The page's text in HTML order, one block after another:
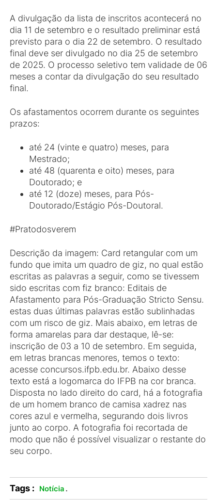
A divulgação da lista de inscritos acontecerá no
dia 11 de setembro e o resultado preliminar está
previsto para o dia 22 de setembro. O resultado
final deve ser divulgado no dia 25 de setembro
de 2025. O processo seletivo tem validade de 06
meses a contar da divulgação do seu resultado
final.
Os afastamentos ocorrem durante os seguintes
prazos:
até 24 (vinte e quatro) meses, para
Mestrado;
até 48 (quarenta e oito) meses, para
Doutorado; e
até 12 (doze) meses, para Pós-
Doutorado/Estágio Pós-Doutoral.
#Pratodosverem
Descrição da imagem: Card retangular com um
fundo que imita um quadro de giz, no qual estão
escritas as palavras a seguir, como se tivessem
sido escritas com fiz branco: Editais de
Afastamento para Pós-Graduação Stricto Sensu.
estas duas últimas palavras estão sublinhadas
com um risco de giz. Mais abaixo, em letras de
forma amarelas para dar destaque, lê-se:
inscrição de 03 a 10 de setembro. Em seguida,
em letras brancas menores, temos o texto:
acesse concursos.ifpb.edu.br. Abaixo desse
texto está a logomarca do IFPB na cor branca.
Disposta no lado direito do card, há a fotografia
de um homem branco de camisa xadrez nas
cores azul e vermelha, segurando dois livros
junto ao corpo. A fotografia foi recortada de
modo que não é possível visualizar o restante do
seu corpo.
Tags : Notícia .